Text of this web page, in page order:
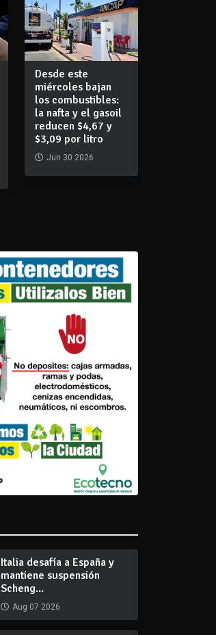
Desde este
miércoles bajan
los combustibles:
la nafta y el gasoil
reducen $4,67 y
$3,09 por litro
Jun 30 2026
Italia desafía a España y
mantiene suspensión
Scheng...
Aug 07 2026